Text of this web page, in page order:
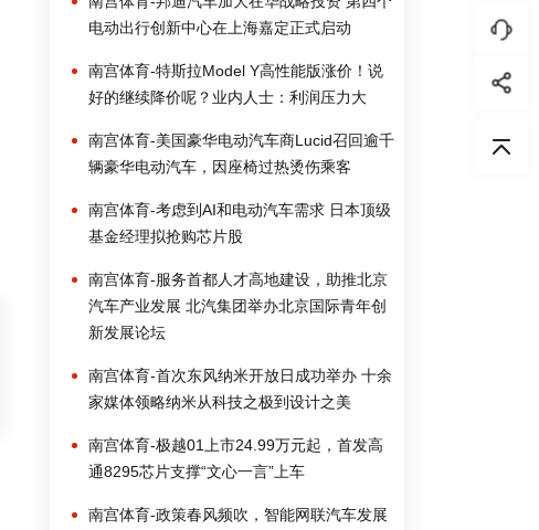
电动出行创新中心在上海嘉定正式启动
南宫体育-特斯拉Model Y高性能版涨价！说
好的继续降价呢？业内人士：利润压力大
南宫体育-美国豪华电动汽车商Lucid召回逾千
辆豪华电动汽车，因座椅过热烫伤乘客
南宫体育-考虑到AI和电动汽车需求 日本顶级
基金经理拟抢购芯片股
南宫体育-服务首都人才高地建设，助推北京
汽车产业发展 北汽集团举办北京国际青年创
新发展论坛
南宫体育-首次东风纳米开放日成功举办 十余
家媒体领略纳米从科技之极到设计之美
南宫体育-极越01上市24.99万元起，首发高
通8295芯片支撑“文心一言”上车
南宫体育-政策春风频吹，智能网联汽车发展